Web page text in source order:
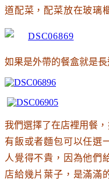
道配菜 ，配菜放在玻璃
如果是外帶的餐盒就是
我們選擇了在店裡用餐
有飯或者麵包可以任選
人覺得不貴 ，因為他們
店給幾片葉子 ，是滿滿